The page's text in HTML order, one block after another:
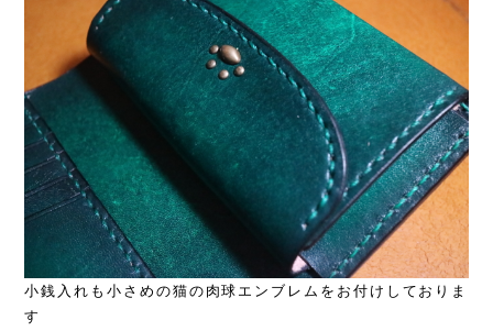
小銭入れも小さめの猫の肉球エンブレムをお付けしておりま
す